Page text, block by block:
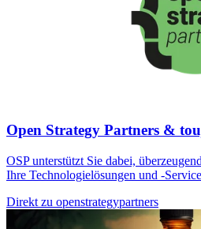
Open Strategy Partners &
OSP unterstützt Sie dabei,
Ihre Technologielösungen und -
Direkt zu openstrategypartners